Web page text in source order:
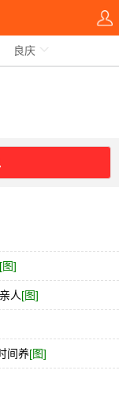
良庆
[图]
人[图]
间养[图]